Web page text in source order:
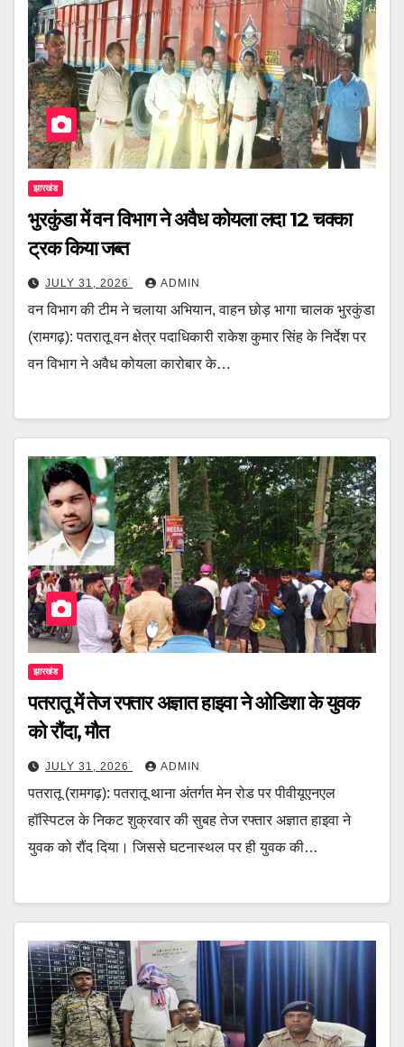
झारखंड
भुरकुंडा में वन विभाग ने अवैध कोयला लदा 12 चक्का
ट्रक किया जब्त
JULY 31, 2026 ADMIN
वन विभाग की टीम ने चलाया अभियान, वाहन छोड़ भागा चालक भुरकुंडा
(रामगढ़): पतरातू वन क्षेत्र पदाधिकारी राकेश कुमार सिंह के निर्देश पर
वन विभाग ने अवैध कोयला कारोबार के…
झारखंड
पतरातू में तेज रफ्तार अज्ञात हाइवा ने ओडिशा के युवक
को रौंदा, मौत
JULY 31, 2026 ADMIN
पतरातू (रामगढ़): पतरातू थाना अंतर्गत मेन रोड पर पीवीयूएनएल
हॉस्पिटल के निकट शुक्रवार की सुबह तेज रफ्तार अज्ञात हाइवा ने
युवक को रौंद दिया। जिससे घटनास्थल पर ही युवक की…